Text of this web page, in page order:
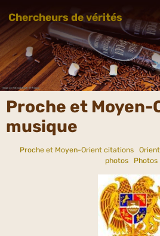
Chercheurs de vérités
Proche et Moyen-
musique
Proche et Moyen-Orient citations
photos
Photos